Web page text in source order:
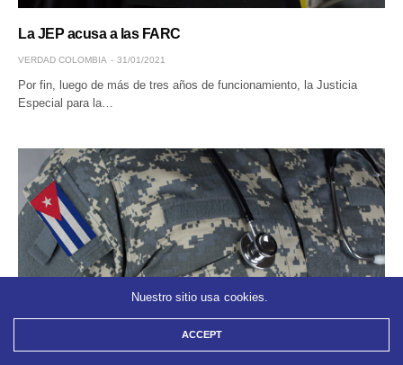
La JEP acusa a las FARC
VERDAD COLOMBIA 31/01/2021
Por fin, luego de más de tres años de funcionamiento, la Justicia
Especial para la…
Nuestro sitio usa cookies.
ACCEPT